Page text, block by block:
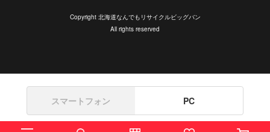
Copyright 北海道なんでもリサイクルビッグバン
All rights reserved
スマートフォン PC